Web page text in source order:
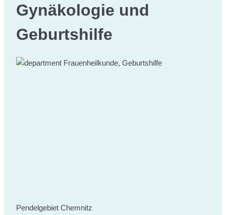
Gynäkologie und
Geburtshilfe
Frauenheilkunde, Geburtshilfe
Pendelgebiet Chemnitz